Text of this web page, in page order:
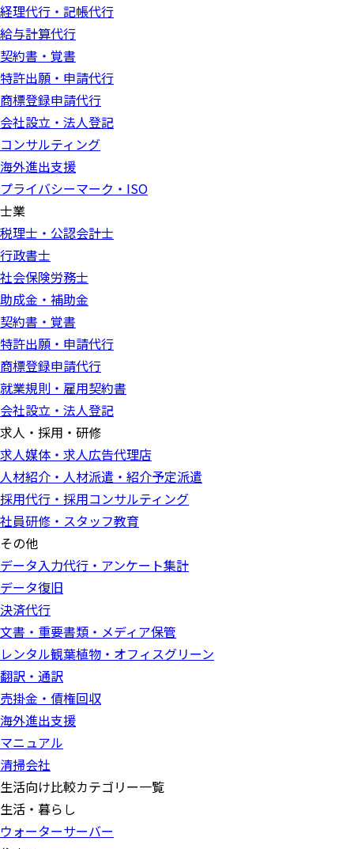
経理代行・記帳代行
給与計算代行
契約書・覚書
特許出願・申請代行
商標登録申請代行
会社設立・法人登記
コンサルティング
海外進出支援
プライバシーマーク・ISO
士業
税理士・公認会計士
行政書士
社会保険労務士
助成金・補助金
契約書・覚書
特許出願・申請代行
商標登録申請代行
就業規則・雇用契約書
会社設立・法人登記
求人・採用・研修
求人媒体・求人広告代理店
人材紹介・人材派遣・紹介予定派遣
採用代行・採用コンサルティング
社員研修・スタッフ教育
その他
データ入力代行・アンケート集計
データ復旧
決済代行
文書・重要書類・メディア保管
レンタル観葉植物・オフィスグリーン
翻訳・通訳
売掛金・債権回収
海外進出支援
マニュアル
清掃会社
生活向け比較カテゴリー一覧
生活・暮らし
ウォーターサーバー